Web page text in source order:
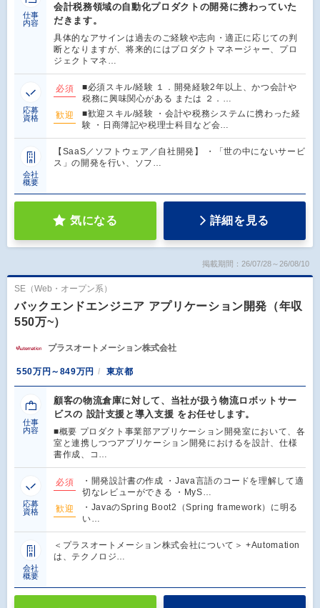
仕事
内容
会計税務領域の自動化プロダクトの開発に携わっていた
だきます。
具体的なアサインは過去のご経験や志向・適正に応じての判
断となりますが、将来的にはプロダクトマネージャー、プロ
ジェクトマネ…
応募
資格
必須
■必須スキル/経験 １．開発経験2年以上、かつ会計や
税務に興味関心がある または ２．…
歓迎
■歓迎スキル/経験 ・会計や税務システムに携わった経
験 ・日商簿記や税理士科目など会…
会社
概要
【SaaS／ソフトウェア／自社開発】 ・「世の中にないサービ
ス」の開発を行い、ソフ…
気になる 詳細を見る
掲載期間：26/07/28～26/08/10
SE（Web・オープン系）
バックエンドエンジニア アプリケーション開発（年収
550万~）
プラスオートメーション株式会社
550万円～849万円 東京都
仕事
内容
顧客の物流倉庫に対して、当社が扱う物流ロボットサー
ビスの 設計支援と導入支援 をお任せします。
■概要 プロダクト事業部アプリケーション開発室において、各
室と連携しつつアプリケーション開発におけるを設計、仕様
書作成、コ…
応募
資格
必須
・開発設計書の作成 ・Java言語のコードを理解して適
切なレビューができる ・MyS…
歓迎
・JavaのSpring Boot2（Spring framework）に明る
い…
会社
概要
＜プラスオートメーション株式会社について＞ +Automation
は、テクノロジ…